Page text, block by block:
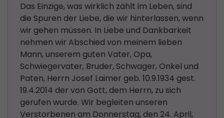
Das Einzige, was wirklich zählt im Leben, sind
die Spuren der Liebe, die wir hinterlassen, wenn
wir gehen müssen. In Liebe und Dankbarkeit
nehmen wir Abschied von meinem lieben
Mann, unserem guten Vater, Opa,
Schwiegervater, Bruder, Schwager, Onkel und
Paten, Herrn Josef Laimer geb. 10.9.1934 gest.
19.4.2014 der von Gott, dem Herrn, zu sich
gerufen wurde. Wir begleiten unseren
Verstorbenen am Donnerstag, den 24. April,